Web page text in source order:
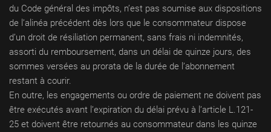
du Code général des impôts, n’est pas soumise aux dispositions
de l’alinéa précédent dès lors que le consommateur dispose
d’un droit de résiliation permanent, sans frais ni indemnités,
assorti du remboursement, dans un délai de quinze jours, des
sommes versées au prorata de la durée de l’abonnement
restant à courir.
En outre, les engagements ou ordre de paiement ne doivent pas
être exécutés avant l’expiration du délai prévu à l’article L.121-
25 et doivent être retournés au consommateur dans les quinze